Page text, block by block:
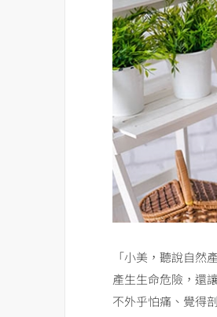
「小美，聽說自
產生生命危險，還
不外乎怕痛、覺得